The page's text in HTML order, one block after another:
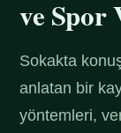
ve Spor
Sokakta
anlatan bir
yöntemleri,